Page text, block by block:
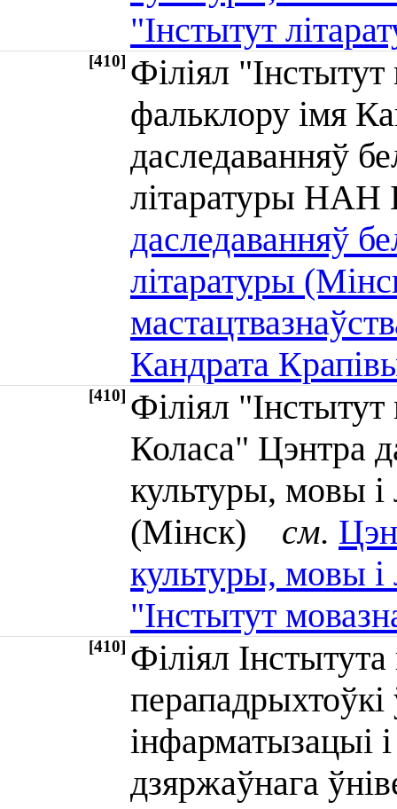
"Інстытут
[410] Філіял "Інстытут
фальклору імя
даследаванняў
літаратуры
даследаванняў
літаратуры
Кандрата
[410] Філіял
Коласа" Цэнтра
культуры, мовы
(Мінск) см.
культуры, мовы і
"Інстытут
[410] Філіял
перападрыхтоўкі
інфарматызацыі
дзяржаўнага